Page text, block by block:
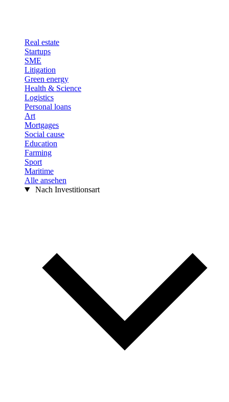
Real estate
Startups
SME
Litigation
Green energy
Health & Science
Logistics
Personal loans
Art
Mortgages
Social cause
Education
Farming
Sport
Maritime
Alle ansehen
Nach Investitionsart